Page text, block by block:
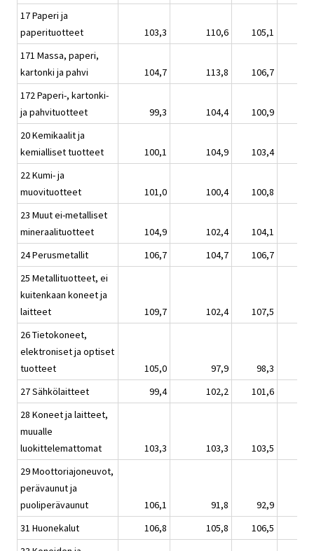
17 Paperi ja
paperituotteet
103,3 110,6
105,1
171 Massa, paperi,
kartonki ja pahvi
104,7 113,8
106,7
172 Paperi-, kartonki-
ja pahvituotteet
99,3 104,4
100,9
20 Kemikaalit ja
kemialliset tuotteet
100,1 104,9
103,4
22 Kumi- ja
muovituotteet
101,0 100,4
100,8
23 Muut ei-metalliset
mineraalituotteet
104,9 102,4
104,1
24 Perusmetallit
106,7 104,7
106,7
25 Metallituotteet, ei
kuitenkaan koneet ja
laitteet
109,7 102,4
107,5
26 Tietokoneet,
elektroniset ja optiset
tuotteet
105,0 97,9
98,3
27 Sähkölaitteet
99,4 102,2
101,6
28 Koneet ja laitteet,
muualle
luokittelemattomat
103,3 103,3
103,5
29 Moottoriajoneuvot,
perävaunut ja
puoliperävaunut
106,1 91,8
92,9
31 Huonekalut
106,8 105,8
106,5